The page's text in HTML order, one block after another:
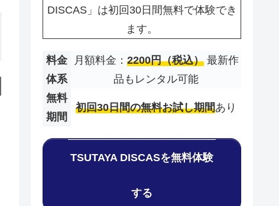
DISCAS」は初回30日間無料で体験でき
ます。
料金
体系
月額料金： 2200円（税込）最新作
品もレンタル可能
無料
期間
初回30日間の無料お試し期間あり
TSUTAYA DISCASを無料体験
する